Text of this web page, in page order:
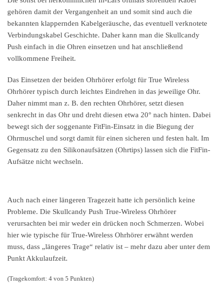
gehören damit der Vergangenheit an und somit sind auch die
bekannten klappernden Kabelgeräusche, das eventuell verknotete
Verbindungskabel Geschichte. Daher kann man die Skullcandy
Push einfach in die Ohren einsetzen und hat anschließend
vollkommene Freiheit.
Das Einsetzen der beiden Ohrhörer erfolgt für True Wireless
Ohrhörer typisch durch leichtes Eindrehen in das jeweilige Ohr.
Daher nimmt man z. B. den rechten Ohrhörer, setzt diesen
senkrecht in das Ohr und dreht diesen etwa 20° nach hinten. Dabei
bewegt sich der soggenante FitFin-Einsatz in die Biegung der
Ohrmuschel und sorgt damit für einen sicheren und festen halt. Im
Gegensatz zu den Silikonaufsätzen (Ohrtips) lassen sich die FitFin-
Aufsätze nicht wechseln.
Auch nach einer längeren Tragezeit hatte ich persönlich keine
Probleme. Die Skullcandy Push True-Wireless Ohrhörer
verursachten bei mir weder ein drücken noch Schmerzen. Wobei
hier wie typische für True-Wireless Ohrhörer erwähnt werden
muss, dass „längeres Trage“ relativ ist – mehr dazu aber unter dem
Punkt Akkulaufzeit.
(Tragekomfort: 4 von 5 Punkten)